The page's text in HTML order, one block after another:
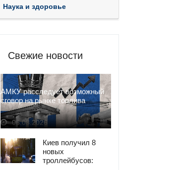
Наука и здоровье
Свежие новости
АМКУ расследует возможный
сговор на рынке топлива
06.08.2026
Киев получил 8
новых
троллейбусов: